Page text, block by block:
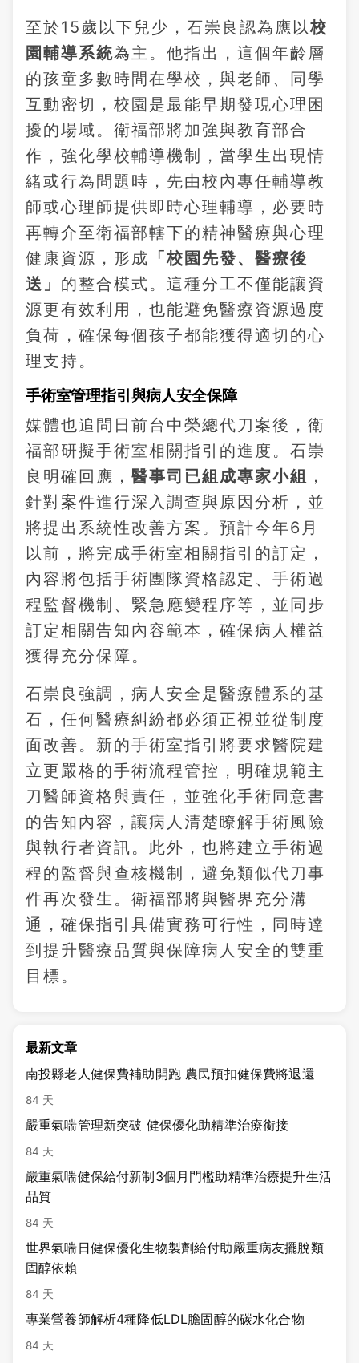
至於15歲以下兒少，石崇良認為應以校
園輔導系統為主。他指出，這個年齡層
的孩童多數時間在學校，與老師、同學
互動密切，校園是最能早期發現心理困
擾的場域。衛福部將加強與教育部合
作，強化學校輔導機制，當學生出現情
緒或行為問題時，先由校內專任輔導教
師或心理師提供即時心理輔導，必要時
再轉介至衛福部轄下的精神醫療與心理
健康資源，形成 「校園先發、醫療後
送」 的整合模式。這種分工不僅能讓資
源更有效利用，也能避免醫療資源過度
負荷，確保每個孩子都能獲得適切的心
理支持。
手術室管理指引與病人安全保障
媒體也追問日前台中榮總代刀案後，衛
福部研擬手術室相關指引的進度。石崇
良明確回應， 醫事司已組成專家小組 ，
針對案件進行深入調查與原因分析，並
將提出系統性改善方案。預計今年6月
以前，將完成手術室相關指引的訂定，
內容將包括手術團隊資格認定、手術過
程監督機制、緊急應變程序等，並同步
訂定相關告知內容範本，確保病人權益
獲得充分保障。
石崇良強調，病人安全是醫療體系的基
石，任何醫療糾紛都必須正視並從制度
面改善。新的手術室指引將要求醫院建
立更嚴格的手術流程管控，明確規範主
刀醫師資格與責任，並強化手術同意書
的告知內容，讓病人清楚瞭解手術風險
與執行者資訊。此外，也將建立手術過
程的監督與查核機制，避免類似代刀事
件再次發生。衛福部將與醫界充分溝
通，確保指引具備實務可行性，同時達
到提升醫療品質與保障病人安全的雙重
目標。
最新文章
南投縣老人健保費補助開跑 農民預扣健保費將退還
84 天
嚴重氣喘管理新突破 健保優化助精準治療銜接
84 天
嚴重氣喘健保給付新制3個月門檻助精準治療提升生活
品質
84 天
世界氣喘日健保優化生物製劑給付助嚴重病友擺脫類
固醇依賴
84 天
專業營養師解析4種降低LDL膽固醇的碳水化合物
84 天